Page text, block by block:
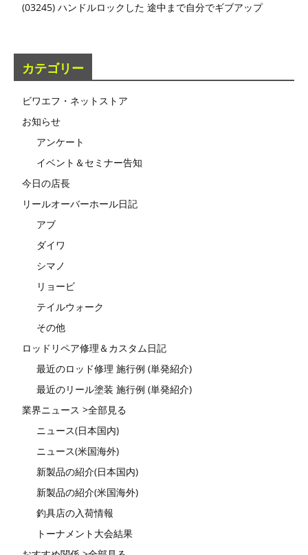
(03245) ハンドルロックした 途中まで自分でギブアップ
カテゴリー
ビワエフ・ネットストア
お知らせ
アンケート
イベント＆セミナー告知
今日の店長
リールオーバーホール日記
アブ
ダイワ
シマノ
リョービ
テイルウォーク
その他
ロッドリペア修理＆カスタム日記
最近のロッド修理 施行例 (単発紹介)
最近のリール塗装 施行例 (単発紹介)
業界ニュース >全部見る
ニュース(日本国内)
ニュース(米国海外)
新製品の紹介(日本国内)
新製品の紹介(米国海外)
釣具店の入荷情報
トーナメント大会結果